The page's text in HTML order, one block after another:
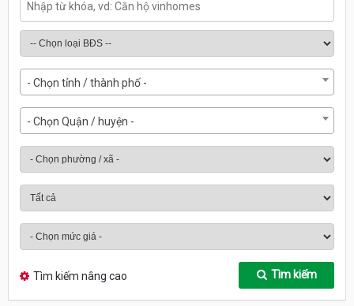
- Chọn tỉnh / thành phố -
- Chọn Quận / huyện -
Tìm kiếm nâng cao Tìm kiếm